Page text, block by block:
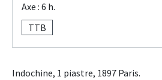
Axe : 6 h.
TTB
Indochine, 1 piastre, 1897 Paris.